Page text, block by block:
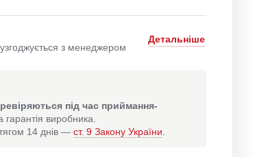
з менеджером
Детальніше
під час приймання-
гарантія виробника.
14 днів — ст. 9 Закону України